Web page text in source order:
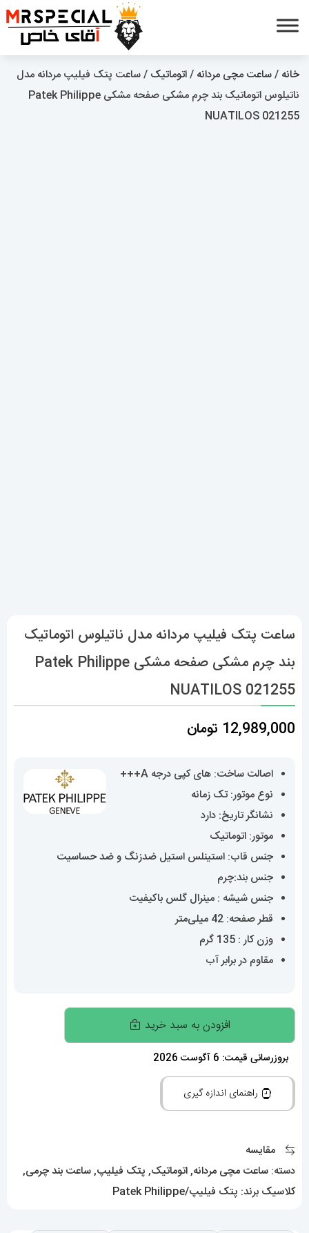
خانه /ساعت مچی مردانه /اتوماتیک / ساعت پتک فیلیپ مردانه مدل
ناتیلوس اتوماتیک بند چرم مشکی صفحه مشکی Patek Philippe
NUATILOS 021255
ساعت پتک فیلیپ مردانه مدل ناتیلوس اتوماتیک
بند چرم مشکی صفحه مشکی Patek Philippe
NUATILOS 021255
12,989,000 تومان
اصالت ساخت: های کپی درجه A+++
نوع موتور: تک زمانه
نشانگر تاریخ: دارد
موتور: اتوماتیک
جنس قاب: استینلس استیل ضدزنگ و ضد حساسیت
جنس بند:چرم
جنس شیشه : مینرال گلس باکیفیت
قطر صفحه: 42 میلی‌متر
وزن کار : 135 گرم
مقاوم در برابر آب
ساعت
پتک
فیلیپ
مردانه
اتوماتیک
چرم
افزودن به سبد خرید
بروزرسانی قیمت: 6 آگوست 2026
راهنمای اندازه گیری
مقایسه
دسته: ساعت مچی مردانه,اتوماتیک, پتک فیلیپ,ساعت بند چرمی,
کلاسیک برند: پتک فیلیپ/Patek Philippe